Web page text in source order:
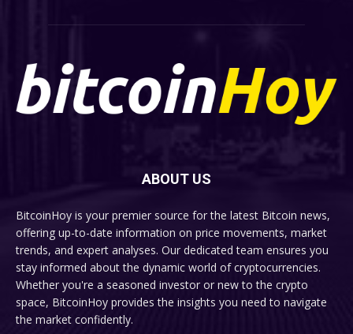
ABOUT US
BitcoinHoy is your premier source for the latest Bitcoin news,
offering up-to-date information on price movements, market
trends, and expert analyses. Our dedicated team ensures you
stay informed about the dynamic world of cryptocurrencies.
Whether you're a seasoned investor or new to the crypto
space, BitcoinHoy provides the insights you need to navigate
the market confidently.